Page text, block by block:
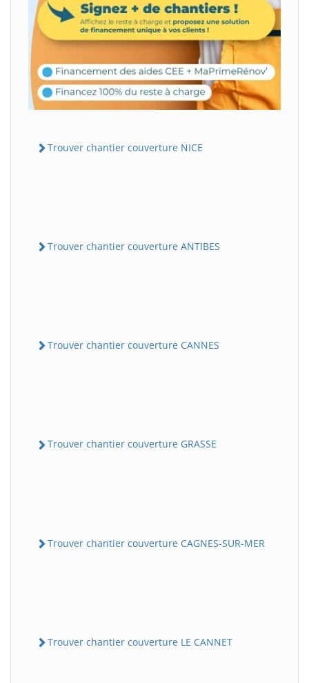
Trouver chantier couverture NICE
Trouver chantier couverture ANTIBES
Trouver chantier couverture CANNES
Trouver chantier couverture GRASSE
Trouver chantier couverture CAGNES-SUR-MER
Trouver chantier couverture LE CANNET